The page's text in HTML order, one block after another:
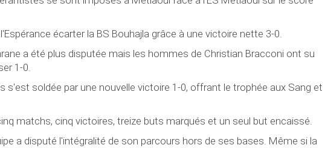
écarter la BS Bouhajla grâce à une victoire nette 3-0.
a été plus disputée mais les hommes de Christian Bracconi ont su
1-0.
s'est soldée par une nouvelle victoire 1-0, offrant le trophée aux Sang et
matchs, cinq victoires, treize buts marqués et un seul but encaissé.
a disputé l'intégralité de son parcours hors de ses bases. Même si la